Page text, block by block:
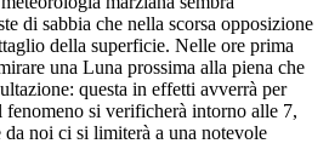
di sabbia che nella scorsa opposizione
della superficie. Nelle ore prima
una Luna prossima alla piena che
questa in effetti avverrà per
si verificherà intorno alle 7,
noi ci si limiterà a una notevole